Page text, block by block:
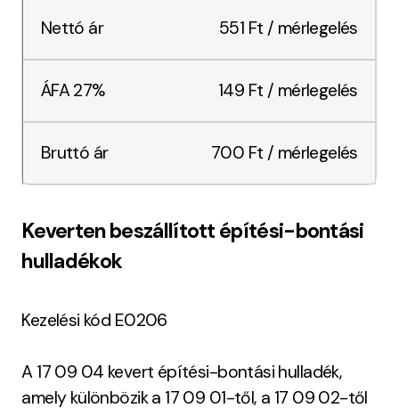
551 Ft / mérlegelés
149 Ft / mérlegelés
700 Ft / mérlegelés
Keverten beszállított építési-bontási
hulladékok
Kezelési kód E0206
A 17 09 04 kevert építési-bontási hulladék,
amely különbözik a 17 09 01-től, a 17 09 02-től